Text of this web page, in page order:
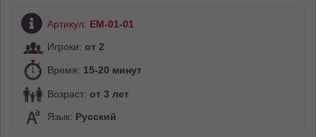
Артикул: EM-01-01
Игроки: от 2
Время: 15-20 минут
Возраст: от 3 лет
Язык: Русский